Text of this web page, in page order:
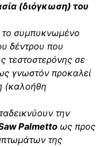
(διόγκωση) του
το συμπυκνωμένο
δέντρου που
τεστοστερόνης σε
γνωστόν προκαλεί
(καλοήθη
την
Palmetto ως προς
της